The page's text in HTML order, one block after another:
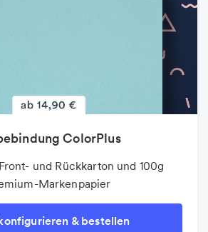
ColorPlus
und Rückkarton und 100g
Markenpapier
& bestellen